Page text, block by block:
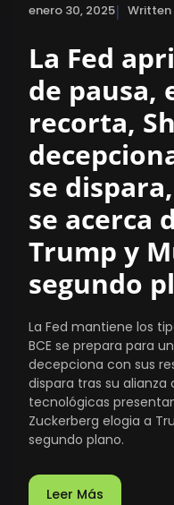
enero 30, 2025| Written
La Fed
de pausa,
recorta,
se
se acerca
Trump y
segundo
La Fed mantiene los
BCE se prepara para
decepciona con sus
dispara tras su alianza
tecnológicas
Zuckerberg elogia a
segundo plano.
Leer Más